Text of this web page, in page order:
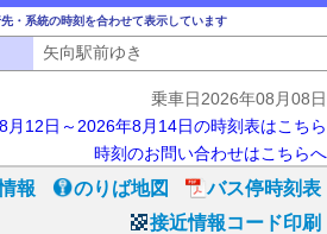
・系統の時刻を合わせて表示しています
矢向駅前ゆき
乗車日2026年08月08日
月12日～2026年8月14日の時刻表はこちら
時刻のお問い合わせはこちらへ
報 のりば地図
バス停時刻表
接近情報コード印刷